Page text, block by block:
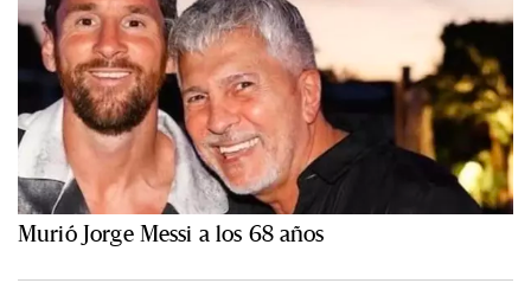
Murió Jorge Messi a los 68 años